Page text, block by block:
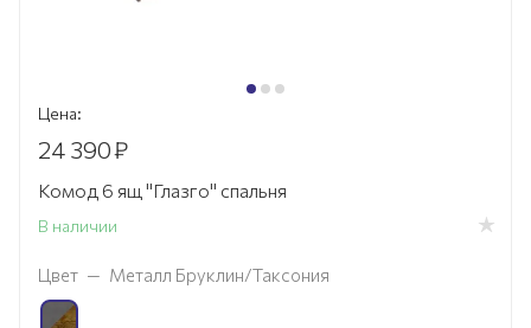
Цена:
24 390₽
Комод 6 ящ "Глазго" спальня
В наличии
Цвет — Металл Бруклин/Таксония